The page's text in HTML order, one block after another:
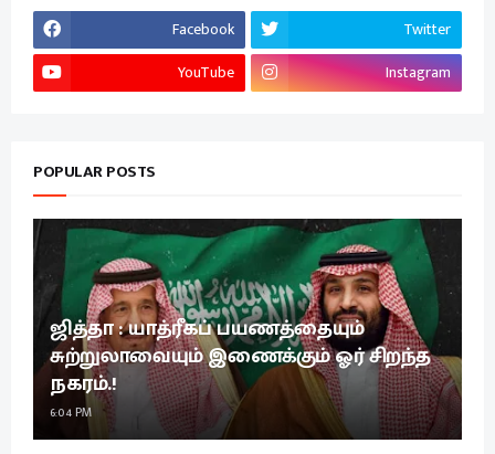
Facebook
Twitter
YouTube
Instagram
POPULAR POSTS
ஜித்தா : யாத்ரீகப் பயணத்தையும்
சுற்றுலாவையும் இணைக்கும் ஓர் சிறந்த
நகரம்.!
6:04 PM